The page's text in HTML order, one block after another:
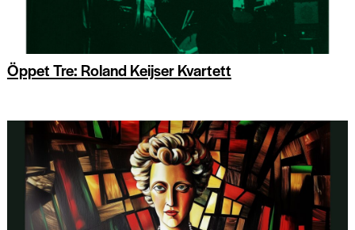
Öppet Tre: Roland Keijser Kvartett